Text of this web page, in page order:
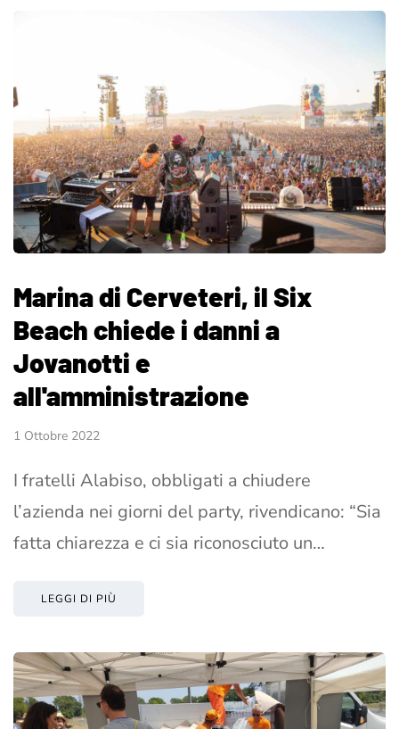
Marina di Cerveteri, il Six
Beach chiede i danni a
Jovanotti e
all'amministrazione
1 Ottobre 2022
I fratelli Alabiso, obbligati a chiudere
l’azienda nei giorni del party, rivendicano: “Sia
fatta chiarezza e ci sia riconosciuto un…
LEGGI DI PIÙ